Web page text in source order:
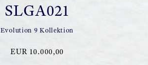
SLGA021
Evolution 9 Kollektion
EUR 10.000,00